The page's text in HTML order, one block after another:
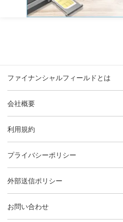
ファイナンシャルフィールドとは
会社概要
利用規約
プライバシーポリシー
外部送信ポリシー
お問い合わせ